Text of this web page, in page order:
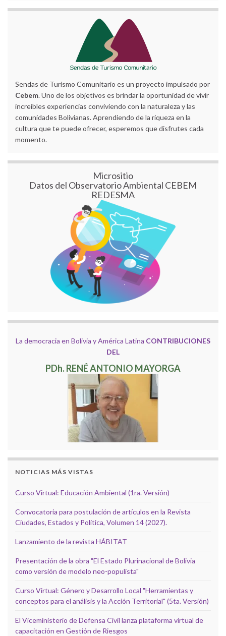
Sendas de Turismo Comunitario es un proyecto impulsado por
Cebem. Uno de los objetivos es brindar la oportunidad de vivir
increíbles experiencias conviviendo con la naturaleza y las
comunidades Bolivianas. Aprendiendo de la riqueza en la
cultura que te puede ofrecer, esperemos que disfrutes cada
momento.
Micrositio
Datos del Observatorio Ambiental CEBEM
REDESMA
La democracia en Bolivia y América Latina CONTRIBUCIONES
DEL
PDh. RENÉ ANTONIO MAYORGA
NOTICIAS MÁS VISTAS
Curso Virtual: Educación Ambiental (1ra. Versión)
Convocatoria para postulación de artículos en la Revista
Ciudades, Estados y Política, Volumen 14 (2027).
Lanzamiento de la revista HÁBITAT
Presentación de la obra "El Estado Plurinacional de Bolivia
como versión de modelo neo-populista"
Curso Virtual: Género y Desarrollo Local "Herramientas y
conceptos para el análisis y la Acción Territorial" (5ta. Versión)
El Viceministerio de Defensa Civil lanza plataforma virtual de
capacitación en Gestión de Riesgos